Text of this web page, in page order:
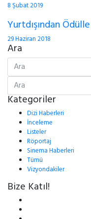
8 Şubat 2019
Yurtdışından
29 Haziran 2018
Ara
Kategoriler
Dizi Haberleri
İnceleme
Listeler
Röportaj
Sinema Haberleri
Tümü
Vizyondakiler
Bize Katıl!